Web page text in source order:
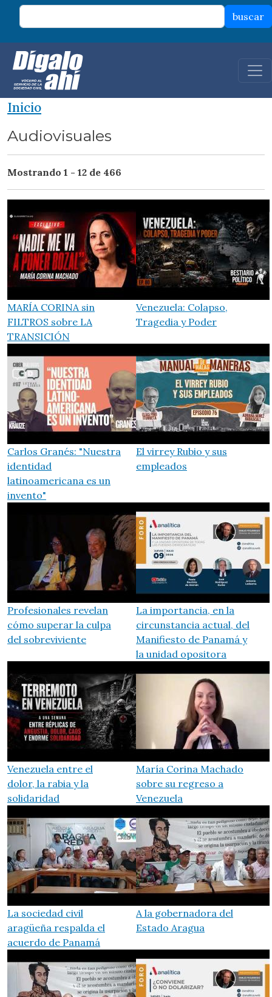
Pasar al contenido principal
buscar
Inicio
Audiovisuales
Mostrando 1 - 12 de 466
MARÍA CORINA sin
FILTROS sobre LA
TRANSICIÓN
Venezuela: Colapso,
Tragedia y Poder
Carlos Granés: "Nuestra
identidad
latinoamericana es un
invento"
El virrey Rubio y sus
empleados
Profesionales revelan
cómo superar la culpa
del sobreviviente
La importancia, en la
circunstancia actual, del
Manifiesto de Panamá y
la unidad opositora
Venezuela entre el
dolor, la rabia y la
solidaridad
María Corina Machado
sobre su regreso a
Venezuela
La sociedad civil
aragüeña respalda el
acuerdo de Panamá
A la gobernadora del
Estado Aragua